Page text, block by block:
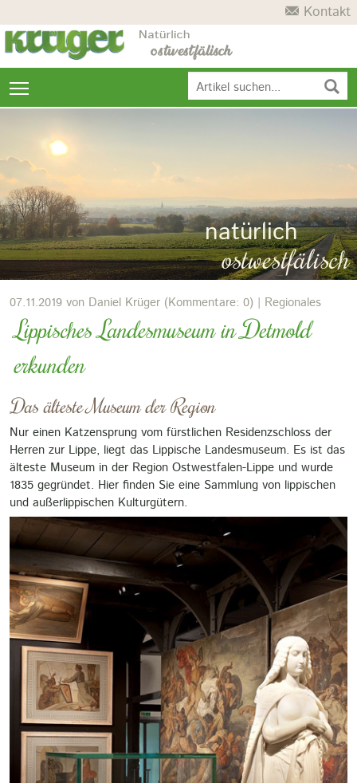
Kontakt
natürlich
ostwestfälisch
07.11.2019 von Daniel Krüger (Kommentare: 0) | Regionales
Lippisches Landesmuseum in Detmold
erkunden
Das älteste Museum der Region
Nur einen Katzensprung vom fürstlichen Residenzschloss der
Herren zur Lippe, liegt das Lippische Landesmuseum. Es ist das
älteste Museum in der Region Ostwestfalen-Lippe und wurde
1835 gegründet. Hier finden Sie eine Sammlung von lippischen
und außerlippischen Kulturgütern.